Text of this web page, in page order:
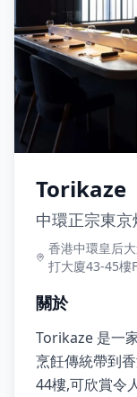
Torikaze
中環正宗東京
香港中環皇后
打大廈43-45樓
關於
Torikaze 是一
烹飪傳統帶到
44樓,可欣賞令